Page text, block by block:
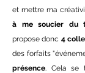
et mettre ma
à me soucier du
propose donc 4
des forfaits
présence . Cela se